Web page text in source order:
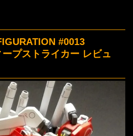
#0013
プストライカー レビュ